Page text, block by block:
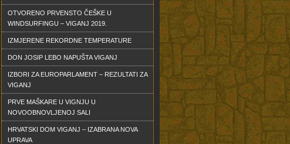
OTVORENO PRVENSTO ČEŠKE U
WINDSURFINGU – VIGANJ 2019.
IZMJERENE REKORDNE TEMPERATURE
DON JOSIP LEBO NAPUŠTA VIGANJ
IZBORI ZA EUROPARLAMENT – REZULTATI ZA
VIGANJ
PRVE MAŠKARE U VIGNJU U
NOVOOBNOVLJENOJ SALI
HRVATSKI DOM VIGANJ – IZABRANA NOVA
UPRAVA